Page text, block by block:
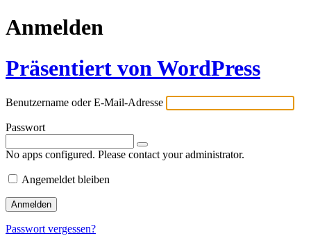
Anmelden
Präsentiert von WordPress
Benutzername oder E-Mail-Adresse
Passwort
No apps configured. Please contact your administrator.
Angemeldet bleiben
Passwort vergessen?